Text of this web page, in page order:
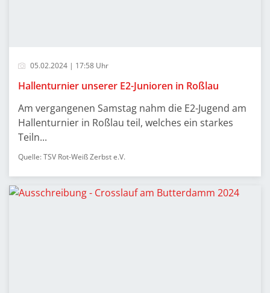
05.02.2024 | 17:58 Uhr
Hallenturnier unserer E2-Junioren in Roßlau
Am vergangenen Samstag nahm die E2-Jugend am
Hallenturnier in Roßlau teil, welches ein starkes
Teiln...
Quelle: TSV Rot-Weiß Zerbst e.V.